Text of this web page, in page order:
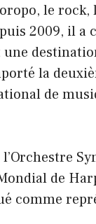
le rock,
2009, il a
la
de
de
comme